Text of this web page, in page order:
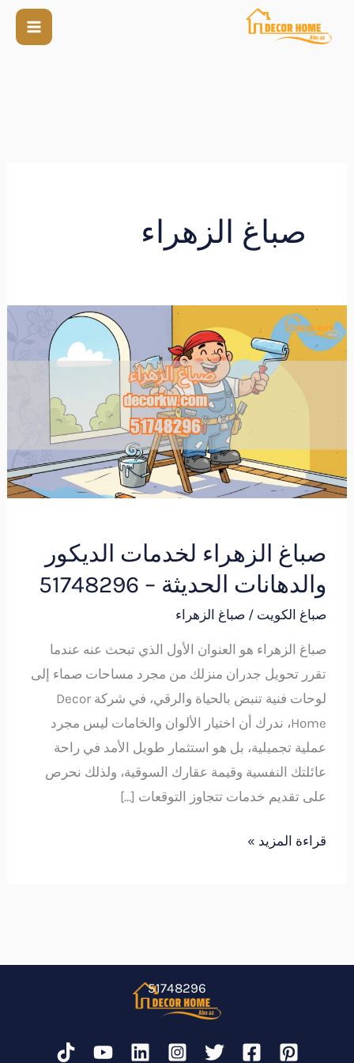
صباغ الزهراء
صباغ الزهراء لخدمات الديكور
والدهانات الحديثة – 51748296
صباغ الكويت / صباغ الزهراء
صباغ الزهراء هو العنوان الأول الذي تبحث عنه عندما
تقرر تحويل جدران منزلك من مجرد مساحات صماء إلى
لوحات فنية تنبض بالحياة والرقي، في شركة Decor
Home، ندرك أن اختيار الألوان والخامات ليس مجرد
عملية تجميلية، بل هو استثمار طويل الأمد في راحة
عائلتك النفسية وقيمة عقارك السوقية، ولذلك نحرص
على تقديم خدمات تتجاوز التوقعات […]
صباغ
الزهراء
لخدمات
والدهانات
51748296
قراءة المزيد »
51748296